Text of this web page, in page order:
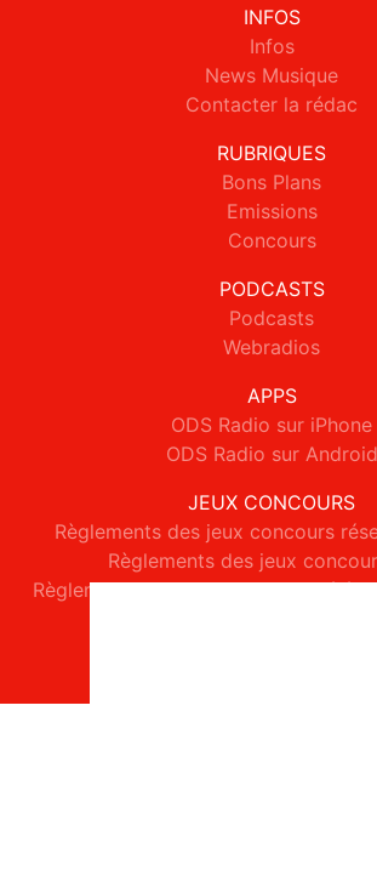
INFOS
Infos
News Musique
Contacter la rédac
RUBRIQUES
Bons Plans
Emissions
Concours
PODCASTS
Podcasts
Webradios
APPS
ODS Radio sur iPhone
ODS Radio sur Android
JEUX CONCOURS
Règlements des jeux concours
Règlements des jeux
Règlements des jeux concours